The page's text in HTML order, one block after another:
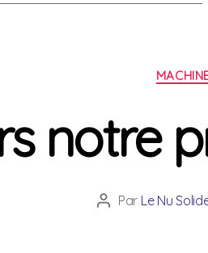
notre
Auteur
Par Le Nu